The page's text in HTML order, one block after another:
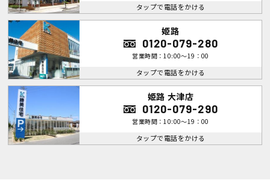
タップで電話をかける
姫路
0120-079-280
営業時間：10:00～19：00
タップで電話をかける
姫路 大津店
0120-079-290
営業時間：10:00～19：00
タップで電話をかける